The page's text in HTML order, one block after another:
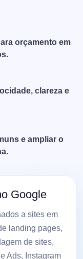
orçamento em
clareza e
e ampliar o
Google
a sites em
landing pages,
de sites,
Ads, Instagram